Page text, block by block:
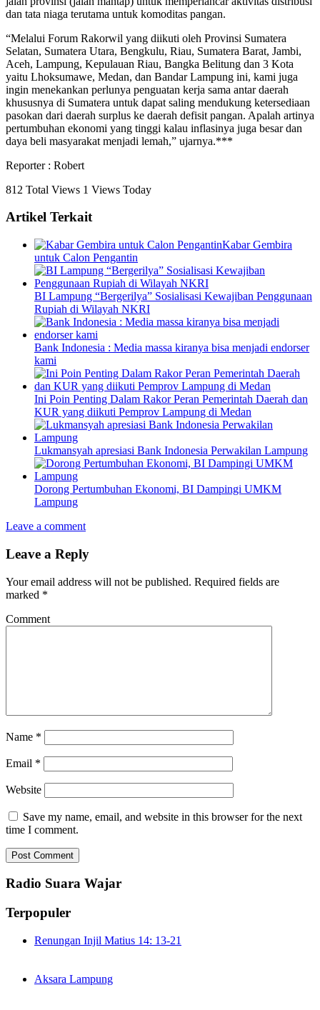
dan tata niaga terutama untuk komoditas pangan.
“Melalui Forum Rakorwil yang diikuti oleh Provinsi Sumatera
Selatan, Sumatera Utara, Bengkulu, Riau, Sumatera Barat, Jambi,
Aceh, Lampung, Kepulauan Riau, Bangka Belitung dan 3 Kota
yaitu Lhoksumawe, Medan, dan Bandar Lampung ini, kami juga
ingin menekankan perlunya penguatan kerja sama antar daerah
khususnya di Sumatera untuk dapat saling mendukung ketersediaan
pasokan dari daerah surplus ke daerah defisit pangan. Apalah artinya
pertumbuhan ekonomi yang tinggi kalau inflasinya juga besar dan
daya beli masyarakat menjadi lemah,” ujarnya.***
Reporter : Robert
812 Total Views 1 Views Today
Artikel Terkait
Kabar Gembira
untuk Calon Pengantin
BI Lampung “Bergerilya” Sosialisasi Kewajiban Penggunaan
Rupiah di Wilayah NKRI
Bank Indonesia : Media massa kiranya bisa menjadi endorser
kami
Ini Poin Penting Dalam Rakor Peran Pemerintah Daerah dan
KUR yang diikuti Pemprov Lampung di Medan
Lukmansyah apresiasi Bank Indonesia Perwakilan Lampung
Dorong Pertumbuhan Ekonomi, BI Dampingi UMKM
Lampung
Leave a comment
Leave a Reply
Your email address will not be published. Required fields are
marked *
Comment
Name *
Email *
Website
Save my name, email, and website in this browser for the next
time I comment.
Radio Suara Wajar
Terpopuler
Renungan Injil Matius 14: 13-21
Aksara Lampung